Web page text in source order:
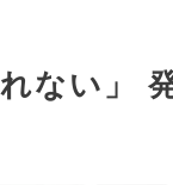
ない」